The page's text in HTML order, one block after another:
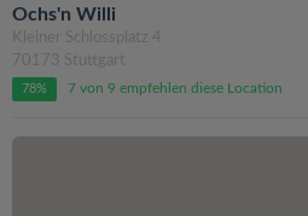
Ochs'n Willi
Kleiner Schlossplatz 4
70173 Stuttgart
78% 7 von 9 empfehlen diese Location